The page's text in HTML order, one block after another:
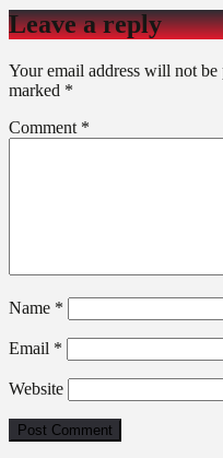
Leave a reply
Your email address will not be
marked *
Comment *
Name *
Email *
Website